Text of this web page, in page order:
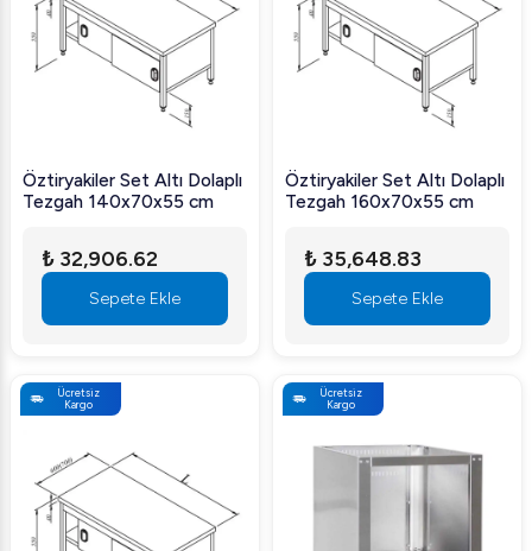
Öztiryakiler Set Altı Dolaplı
Tezgah 140x70x55 cm
₺ 32,906.62
Sepete Ekle
Öztiryakiler Set Altı Dolaplı
Tezgah 160x70x55 cm
₺ 35,648.83
Sepete Ekle
Ücretsiz
Kargo
Ücretsiz
Kargo